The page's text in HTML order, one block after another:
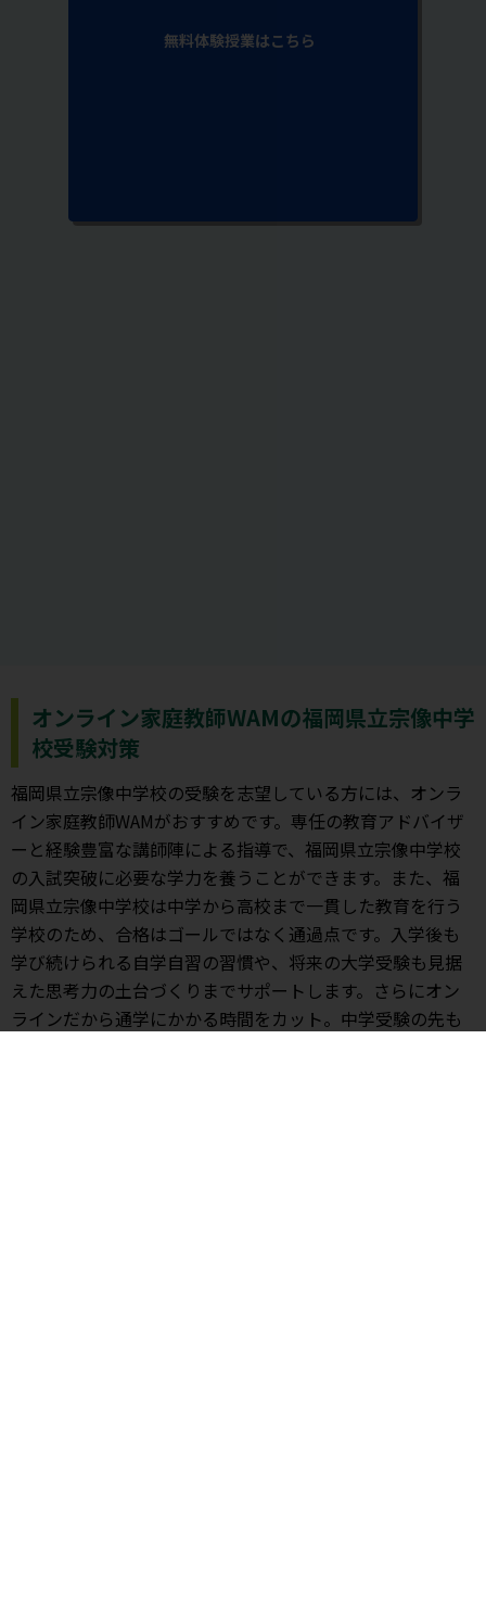
無料体験授業はこちら
オンライン家庭教師WAMの福岡県立宗像中学
校受験対策
福岡県立宗像中学校の受験を志望している方には、オンラ
イン家庭教師WAMがおすすめです。専任の教育アドバイザ
ーと経験豊富な講師陣による指導で、福岡県立宗像中学校
の入試突破に必要な学力を養うことができます。また、福
岡県立宗像中学校は中学から高校まで一貫した教育を行う
学校のため、合格はゴールではなく通過点です。入学後も
学び続けられる自学自習の習慣や、将来の大学受験も見据
えた思考力の土台づくりまでサポートします。さらにオン
ラインだから通学にかかる時間をカット。中学受験の先も